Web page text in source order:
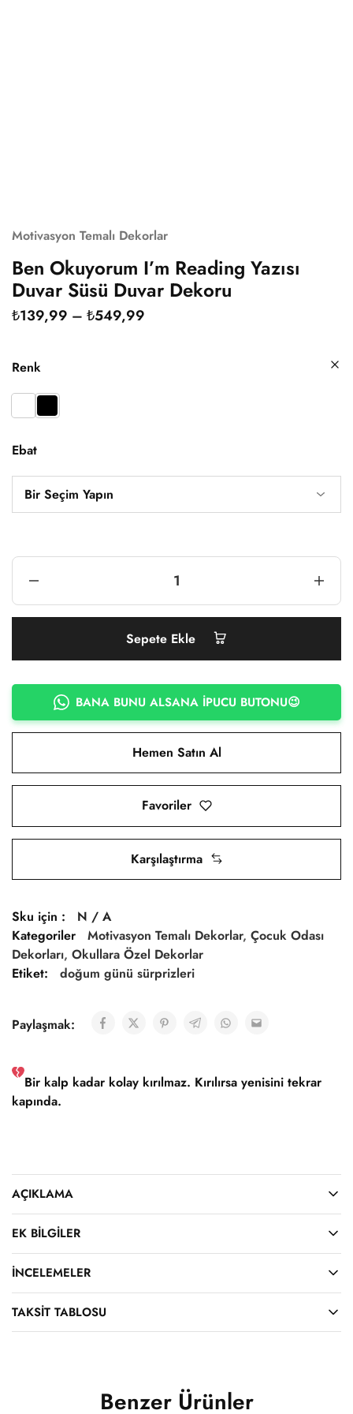
Motivasyon Temalı Dekorlar
Ben Okuyorum I’m Reading Yazısı
Duvar Süsü Duvar Dekoru
₺139,99 – ₺549,99
Renk
Ebat
Sepete Ekle
BANA BUNU ALSANA İPUCU BUTONU😉
Hemen Satın Al
Favoriler
Karşılaştırma
Sku için :
N / A
Kategoriler
Motivasyon Temalı Dekorlar, Çocuk Odası
Dekorları, Okullara Özel Dekorlar
Etiket:
doğum günü sürprizleri
Paylaşmak:
Bir kalp kadar kolay kırılmaz. Kırılırsa yenisini tekrar
kapında.
AÇIKLAMA
EK BILGILER
İNCELEMELER
TAKSIT TABLOSU
Benzer Ürünler